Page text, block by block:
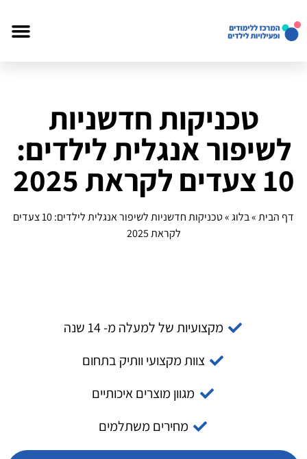
טכניקות חדשניות
לשיפור אנגלית לילדים:
10 צעדים לקראת 2025
דף הבית»בלוג»
טכניקות חדשניות לשיפור אנגלית לילדים: 10 צעדים
לקראת 2025
מקצועיות של למעלה מ- 14 שנה
צוות מקצועי וותיק בתחום
מגוון מוצרים איכותיים
מחירים משתלמים